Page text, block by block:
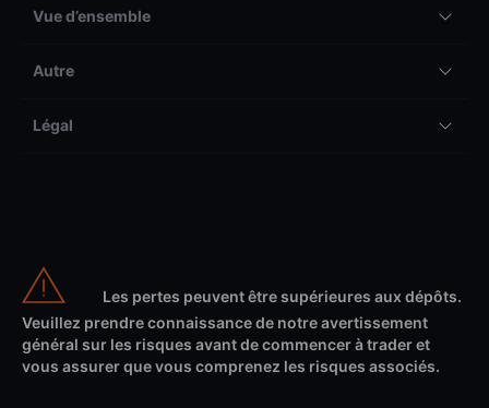
Vue d’ensemble
Autre
Légal
Les pertes peuvent être supérieures aux dépôts.
Veuillez prendre connaissance de notre avertissement
général sur les risques avant de commencer à trader et
vous assurer que vous comprenez les risques associés.